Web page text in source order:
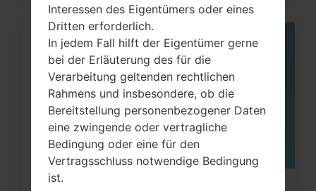
Interessen des Eigentümers oder eines
Dritten erforderlich.
In jedem Fall hilft der Eigentümer gerne
bei der Erläuterung des für die
Verarbeitung geltenden rechtlichen
Rahmens und insbesondere, ob die
Bereitstellung personenbezogener Daten
eine zwingende oder vertragliche
Bedingung oder eine für den
Vertragsschluss notwendige Bedingung
ist.